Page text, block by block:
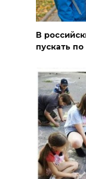
В
пускать